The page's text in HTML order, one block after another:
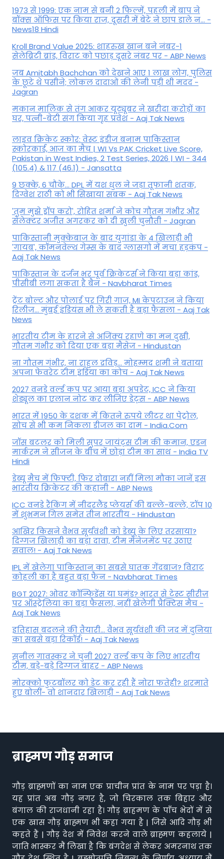
1973 से 1999: एक नाम से बनी 2 फिल्में, पहली में बाप ने
बॉक्स ऑफिस पर किया राज, दूसरी में बेटे ने छाप डाले न... -
News18 Hindi
Kroll Brand Value 2025: शाहरुख खान बने नंबर-1
सेलेब्रिटी ब्रांड, विराट को पछाड़ दूसरे नंबर पर - ABP News
जब Amitabh Bachchan को देखने आए 1 लाख लोग, पुलिस
के छूटे थे पसीने; लोकल दादाओं की लेनी पड़ी थी मदद -
Jagran
मकान मालिक से तंग आकर यूट्यूबर ने खरीदा करोड़ों का
घर, पत्नी-बेटी संग किया गृह प्रवेश - Aaj Tak News
लाइव क्रिकेट स्कोर: वेस्ट इंडीज बनाम पाकिस्तान
स्कोरकार्ड, आज का मैच | WI Vs PAK Cricket Live Score,
Pakistan in West Indies, 2 Test Series, 2026 | WI - 344
(105.4) & 117 (46.1) - Jansatta
9 छक्के, 6 चौके... DPL में यश धुल ने जड़ा तूफानी शतक,
द‍िग्वेश राठी को भी स‍िखाया सबक - Aaj Tak News
'तुम मुझे ड्रॉप करो', रोहित शर्मा ने कोच गौतम गंभीर और
सेलेक्टर अजीत अगरकर को दी खुली चुनौती - Jagran
पाकिस्तानी मुक्केबाज के बाद युगांडा के 4 खिलाड़ी भी
'गायब', कॉमनवेल्थ गेम्स के बाद ग्लासगो में मचा हड़कंप -
Aaj Tak News
पाकिस्तान के दर्जन भर पूर्व क्रिकेटर्स ने किया बड़ा कांड,
पीसीबी लगा सकता है बैन - Navbharat Times
ट्रेंट बोल्ट और पोलार्ड पर गिरी गाज, MI केपटाउन ने किया
रिलीज... मुंबई इंडियंस भी ले सकती है बड़ा फैसला - Aaj Tak
News
भारतीय टीम के हारने से अजिंक्य रहाणे का मन दुखी,
गौतम गंभीर को दिया एक बड़ा मैसेज - Hindustan
ना गौतम गंभीर, ना राहुल द्रव‍िड़... मोहम्मद शमी ने बताया
अपना फेवरेट टीम इंड‍िया का कोच - Aaj Tak News
2027 वनडे वर्ल्ड कप पर आया बड़ा अपडेट, ICC ने किया
शेड्यूल का एलान नोट कर लीजिए डेट्स - ABP News
भारत में 1950 के दशक में कितने रुपये लीटर था पेट्रोल,
सोच से भी कम निकला डीजल का दाम - India.Com
जॉस बटलर को मिली सुपर जायंट्स टीम की कमान, एडन
मार्करम ने सीजन के बीच में छोड़ा टीम का साथ - India TV
Hindi
डेब्यू मैच में फिफ्टी, फिर दोबारा नहीं मिला मौका जानें इस
भारतीय क्रिकेटर की कहानी - ABP News
ICC वनडे रैंकिंग में नीदरलैंड प्लेयर्स की बल्ले-बल्ले, टॉप 10
में शुभमन गिल समेत तीन भारतीय - Hindustan
आखिर किसने वैभव सूर्यवंशी को डेब्यू के लिए तरसाया?
दिग्गज खिलाड़ी का बड़ा दावा, टीम मैनेजमेंट पर उठाए
सवाल! - Aaj Tak News
IPL में खेलेगा पाकिस्तान का सबसे घातक गेंदबाज? विराट
कोहली का है बहुत बड़ा फैन - Navbharat Times
BGT 2027: ओवर कॉन्फिडेंस या घमंड? भारत से टेस्ट सीरीज़
पर ऑस्ट्रेलिया का बड़ा फैसला, नहीं खेलेेगी प्रैक्टिस मैच -
Aaj Tak News
इतिहास बदलने की तैयारी... वैभव सूर्यवंशी की जद में दुनिया
का सबसे बड़ा रिकॉर्ड! - Aaj Tak News
सुनील गावस्कर ने चुनी 2027 वर्ल्ड कप के लिए भारतीय
टीम, बड़े-बड़े दिग्गज बाहर - ABP News
मोरक्को फुटबॉलर को डेट कर रही हैं नोरा फतेही? शरमाते
हुए बोलीं- वो शानदार खिलाड़ी - Aaj Tak News
ब्राह्मण गौड़ समाज
गौड़ ब्राह्मणों का नाम एक प्राचीन प्रांत के नाम पर पड़ा है।
यह प्रांत अब गौड़ नगर है, जो चिरकाल तक बिहार और
बंगाल की राजधानी रहा है। गौड़ ब्राहमण के पाँच भेदों में से
एक खास गौड़ ब्राह्मण भी कहा गया है | जिसे आदि गौड़ भी
कहते हैं | गौड़ देश में निवेश करने वाले ब्राह्मण कहलाये |
जाति भास्कर मैं लिखा है कि बंगदेश से लेकर अमरनाथ तक